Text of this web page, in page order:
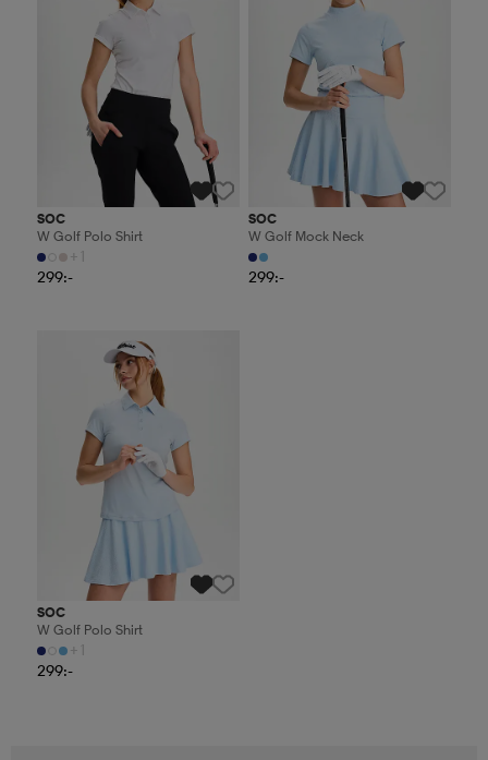
SOC
W Golf Polo Shirt
+1
299:-
SOC
W Golf Mock Neck
299:-
SOC
W Golf Polo Shirt
+1
299:-